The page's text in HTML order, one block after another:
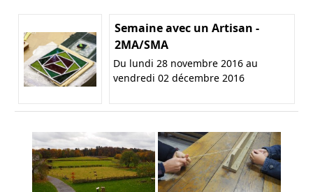
Semaine avec un Artisan -
2MA/SMA
Du lundi 28 novembre 2016 au
vendredi 02 décembre 2016